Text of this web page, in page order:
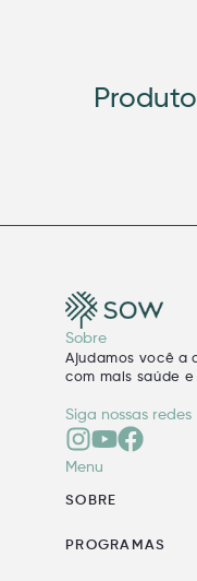
Sobre
Ajudamos você a
com mais saúde
Siga nossas redes
Menu
SOBRE
PROGRAMAS